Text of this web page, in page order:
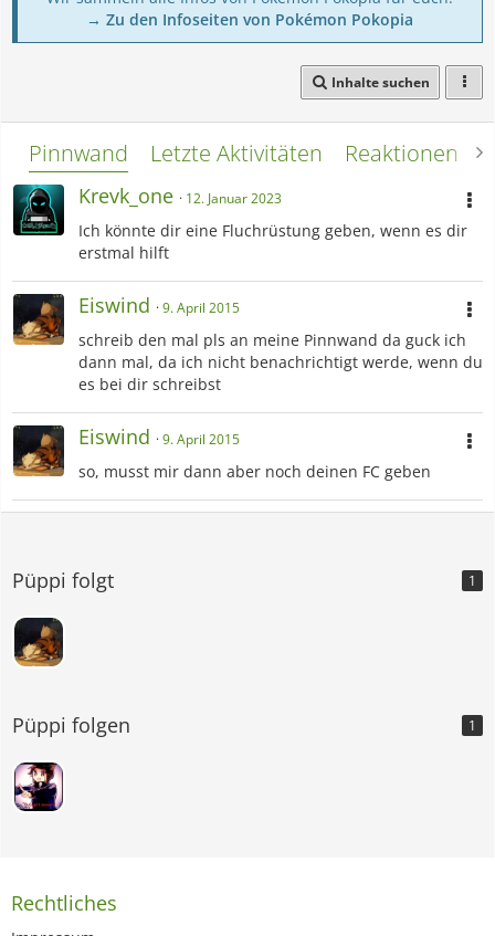
→ Zu den Infoseiten von Pokémon Pokopia
Inhalte suchen
Pinnwand Letzte Aktivitäten Reaktionen
Krevk_one 12. Januar 2023
Ich könnte dir eine Fluchrüstung geben, wenn es dir
erstmal hilft
Eiswind 9. April 2015
schreib den mal pls an meine Pinnwand da guck ich
dann mal, da ich nicht benachrichtigt werde, wenn du
es bei dir schreibst
Eiswind 9. April 2015
so, musst mir dann aber noch deinen FC geben
Püppi folgt 1
Püppi folgen 1
Rechtliches